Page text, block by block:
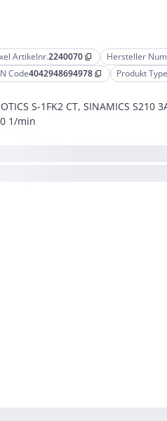
Artikelnr.2240070 content_copy Hersteller
Code4042948694978 content_copy Produkt Type
S-1FK2 CT, SINAMICS S210
1/min